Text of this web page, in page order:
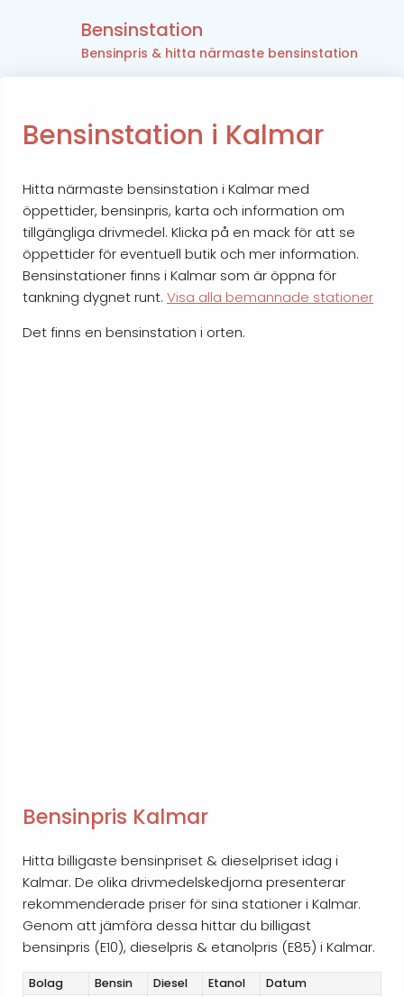
Bensinstation
Bensinpris & hitta närmaste bensinstation
Bensinstation i Kalmar
Hitta närmaste bensinstation i Kalmar med
öppettider, bensinpris, karta och information om
tillgängliga drivmedel. Klicka på en mack för att se
öppettider för eventuell butik och mer information.
Bensinstationer finns i Kalmar som är öppna för
tankning dygnet runt. Visa alla bemannade stationer
Det finns en bensinstation i orten.
Bensinpris Kalmar
Hitta billigaste bensinpriset & dieselpriset idag i
Kalmar. De olika drivmedelskedjorna presenterar
rekommenderade priser för sina stationer i Kalmar.
Genom att jämföra dessa hittar du billigast
bensinpris (E10), dieselpris & etanolpris (E85) i Kalmar.
Bolag Bensin Diesel Etanol
Datum